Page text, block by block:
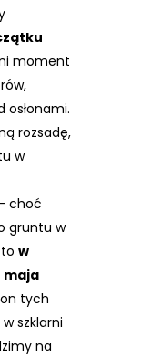
moment
osłonami.
rozsadę,
w
choć
gruntu w
w
maja
tych
szklarni
na